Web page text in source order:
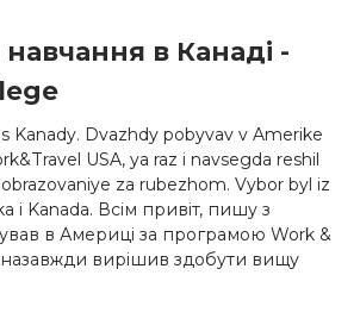
навчання в Канаді -
Kanady. Dvazhdy pobyvav v Amerike
USA, ya raz i navsegda reshil
za rubezhom. Vybor byl iz
i Kanada. Всім привіт, пишу з
в Америці за програмою Work &
назавжди вирішив здобути вищу
Вибір був з двох країн Америка і